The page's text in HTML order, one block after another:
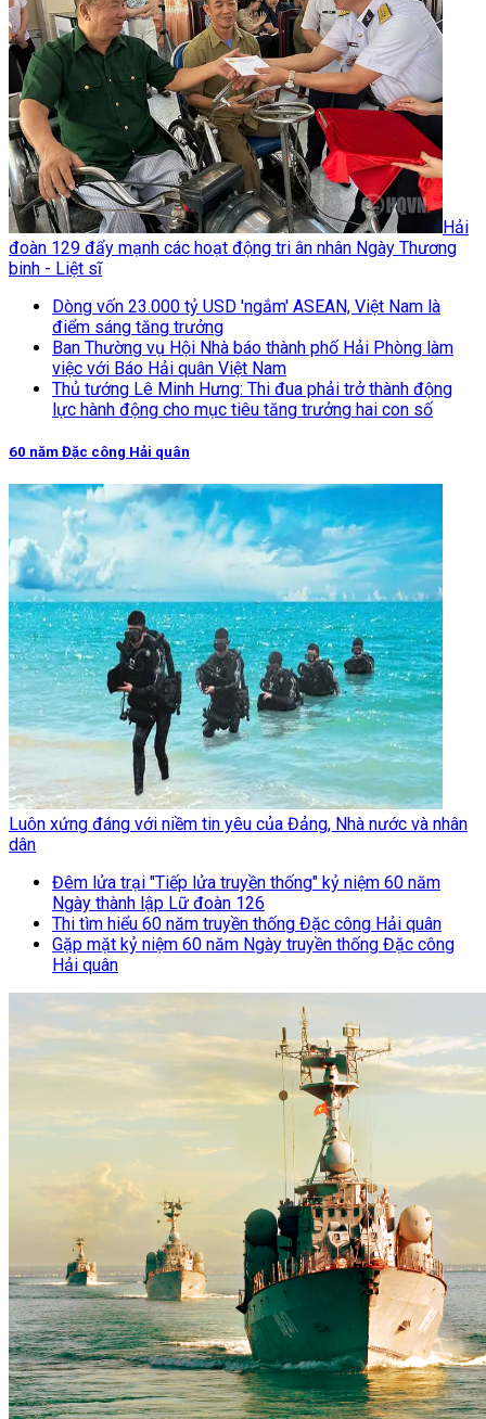
Hải
đoàn 129 đẩy mạnh các hoạt động tri ân nhân Ngày Thương
binh - Liệt sĩ
Dòng vốn 23.000 tỷ USD 'ngắm' ASEAN, Việt Nam là
điểm sáng tăng trưởng
Ban Thường vụ Hội Nhà báo thành phố Hải Phòng làm
việc với Báo Hải quân Việt Nam
Thủ tướng Lê Minh Hưng: Thi đua phải trở thành động
lực hành động cho mục tiêu tăng trưởng hai con số
60 năm Đặc công Hải quân
Luôn xứng đáng với niềm tin yêu của Đảng, Nhà nước và nhân
dân
Đêm lửa trại "Tiếp lửa truyền thống" kỷ niệm 60 năm
Ngày thành lập Lữ đoàn 126
Thi tìm hiểu 60 năm truyền thống Đặc công Hải quân
Gặp mặt kỷ niệm 60 năm Ngày truyền thống Đặc công
Hải quân